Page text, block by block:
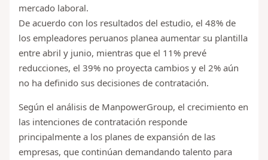
mercado laboral.
De acuerdo con los resultados del estudio, el 48% de
los empleadores peruanos planea aumentar su plantilla
entre abril y junio, mientras que el 11% prevé
reducciones, el 39% no proyecta cambios y el 2% aún
no ha definido sus decisiones de contratación.
Según el análisis de ManpowerGroup, el crecimiento en
las intenciones de contratación responde
principalmente a los planes de expansión de las
empresas, que continúan demandando talento para